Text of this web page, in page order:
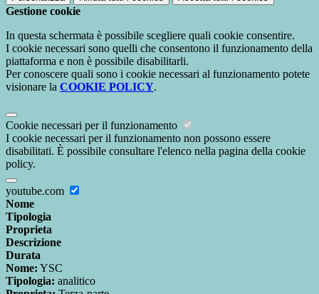
Gestione cookie
In questa schermata è possibile scegliere quali cookie consentire.
I cookie necessari sono quelli che consentono il funzionamento della
piattaforma e non è possibile disabilitarli.
Per conoscere quali sono i cookie necessari al funzionamento potete
visionare la COOKIE POLICY.
Cookie necessari per il funzionamento
I cookie necessari per il funzionamento non possono essere
disabilitati. È possibile consultare l'elenco nella pagina della cookie
policy.
youtube.com
Nome
Tipologia
Proprieta
Descrizione
Durata
Nome: YSC
Tipologia: analitico